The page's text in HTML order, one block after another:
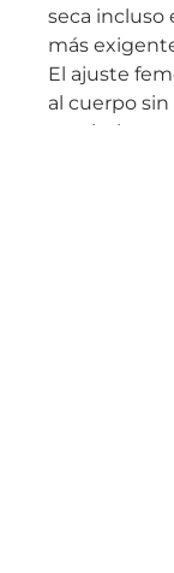
seca incluso
más
El ajuste
al cuerpo
movimiento,